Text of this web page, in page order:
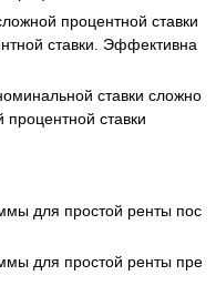
процентной ставки
ставки. Эффективна
ставки сложно
процентной ставки
для простой ренты пос
для простой ренты пре